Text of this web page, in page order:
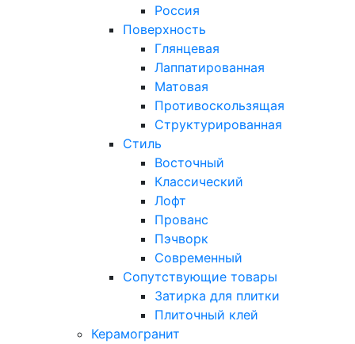
Россия
Поверхность
Глянцевая
Лаппатированная
Матовая
Противоскользящая
Структурированная
Стиль
Восточный
Классический
Лофт
Прованс
Пэчворк
Современный
Сопутствующие товары
Затирка для плитки
Плиточный клей
Керамогранит